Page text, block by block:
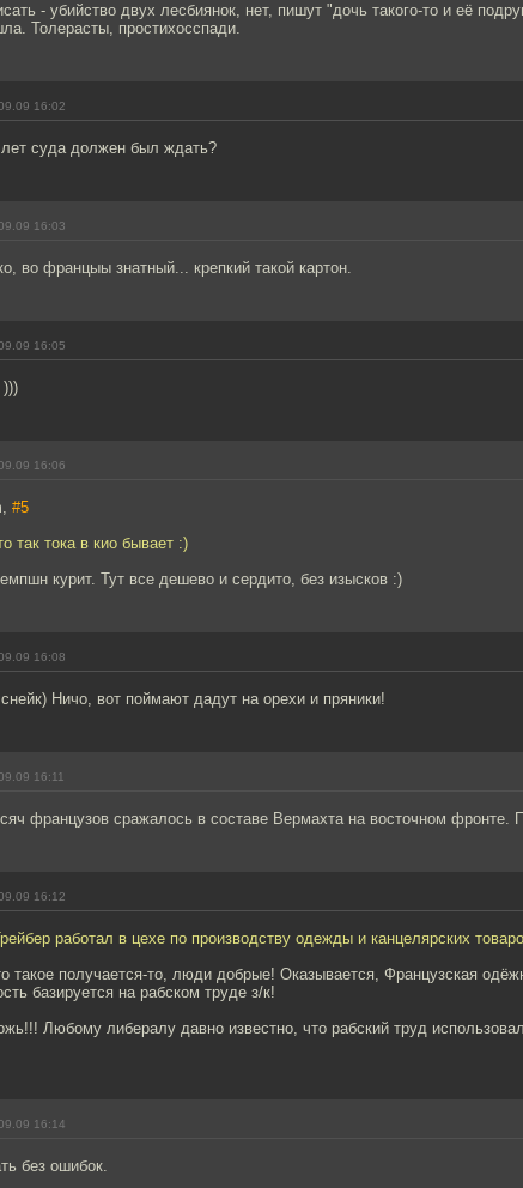
- убийство двух лесбиянок, нет, пишут "дочь такого-то и её
Толерасты, простихосспади.
16:02
суда должен был ждать?
16:03
во францыы знатный... крепкий такой картон.
16:05
16:06
#5
так тока в кио бывает :)
курит. Тут все дешево и сердито, без изысков :)
16:08
Ничо, вот поймают дадут на орехи и пряники!
16:11
французов сражалось в составе Вермахта на восточном фронте.
16:12
работал в цехе по производству одежды и канцелярских
такое получается-то, люди добрые! Оказывается, Французская
базируется на рабском труде з/к!
Любому либералу давно известно, что рабский труд
16:14
без ошибок.